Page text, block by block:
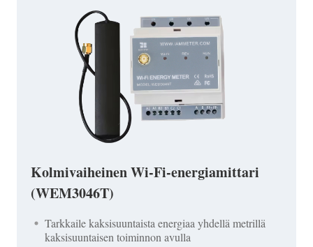
Kolmivaiheinen Wi-Fi-energiamittari
(WEM3046T)
Tarkkaile kaksisuuntaista energiaa yhdellä metrillä
kaksisuuntaisen toiminnon avulla